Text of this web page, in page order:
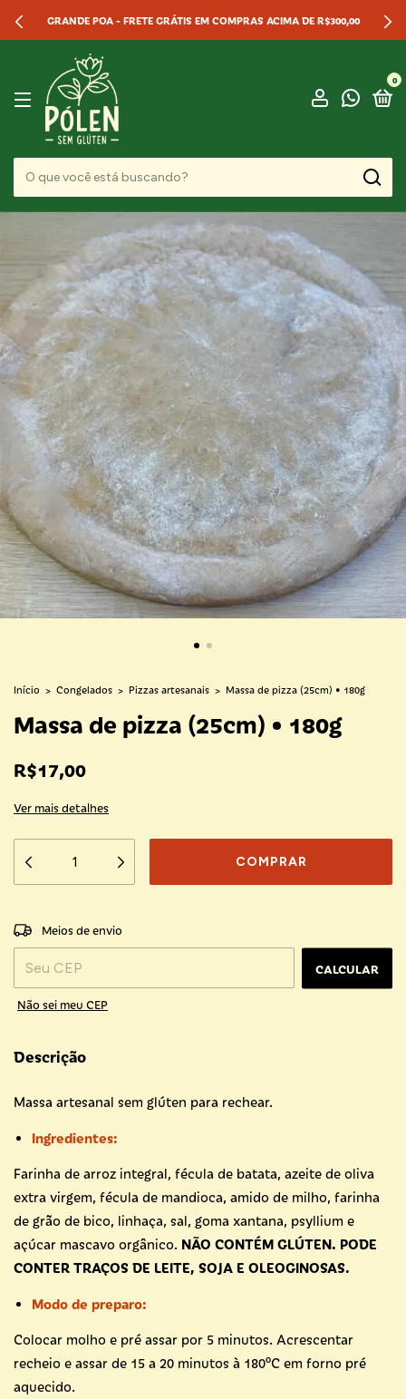
GRANDE POA - FRETE GRÁTIS EM COMPRAS ACIMA DE R$300,00
0
Início > Congelados > Pizzas artesanais > Massa de pizza (25cm) • 180g
Massa de pizza (25cm) • 180g
R$17,00
Ver mais detalhes
Entregas para o CEP:
Meios de envio
CALCULAR
Não sei meu CEP
Descrição
Massa artesanal sem glúten para rechear.
Ingredientes:
Farinha de arroz integral, fécula de batata, azeite de oliva
extra virgem, fécula de mandioca, amido de milho, farinha
de grão de bico, linhaça, sal, goma xantana, psyllium e
açúcar mascavo orgânico. NÃO CONTÉM GLÚTEN. PODE
CONTER TRAÇOS DE LEITE, SOJA E OLEOGINOSAS.
Modo de preparo:
Colocar molho e pré assar por 5 minutos. Acrescentar
recheio e assar de 15 a 20 minutos à 180ºC em forno pré
aquecido.